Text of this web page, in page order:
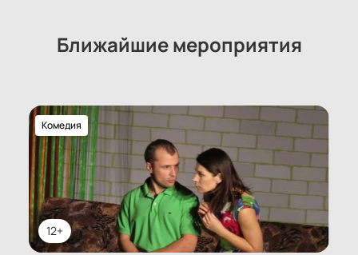
Ближайшие мероприятия
12+
Комедия